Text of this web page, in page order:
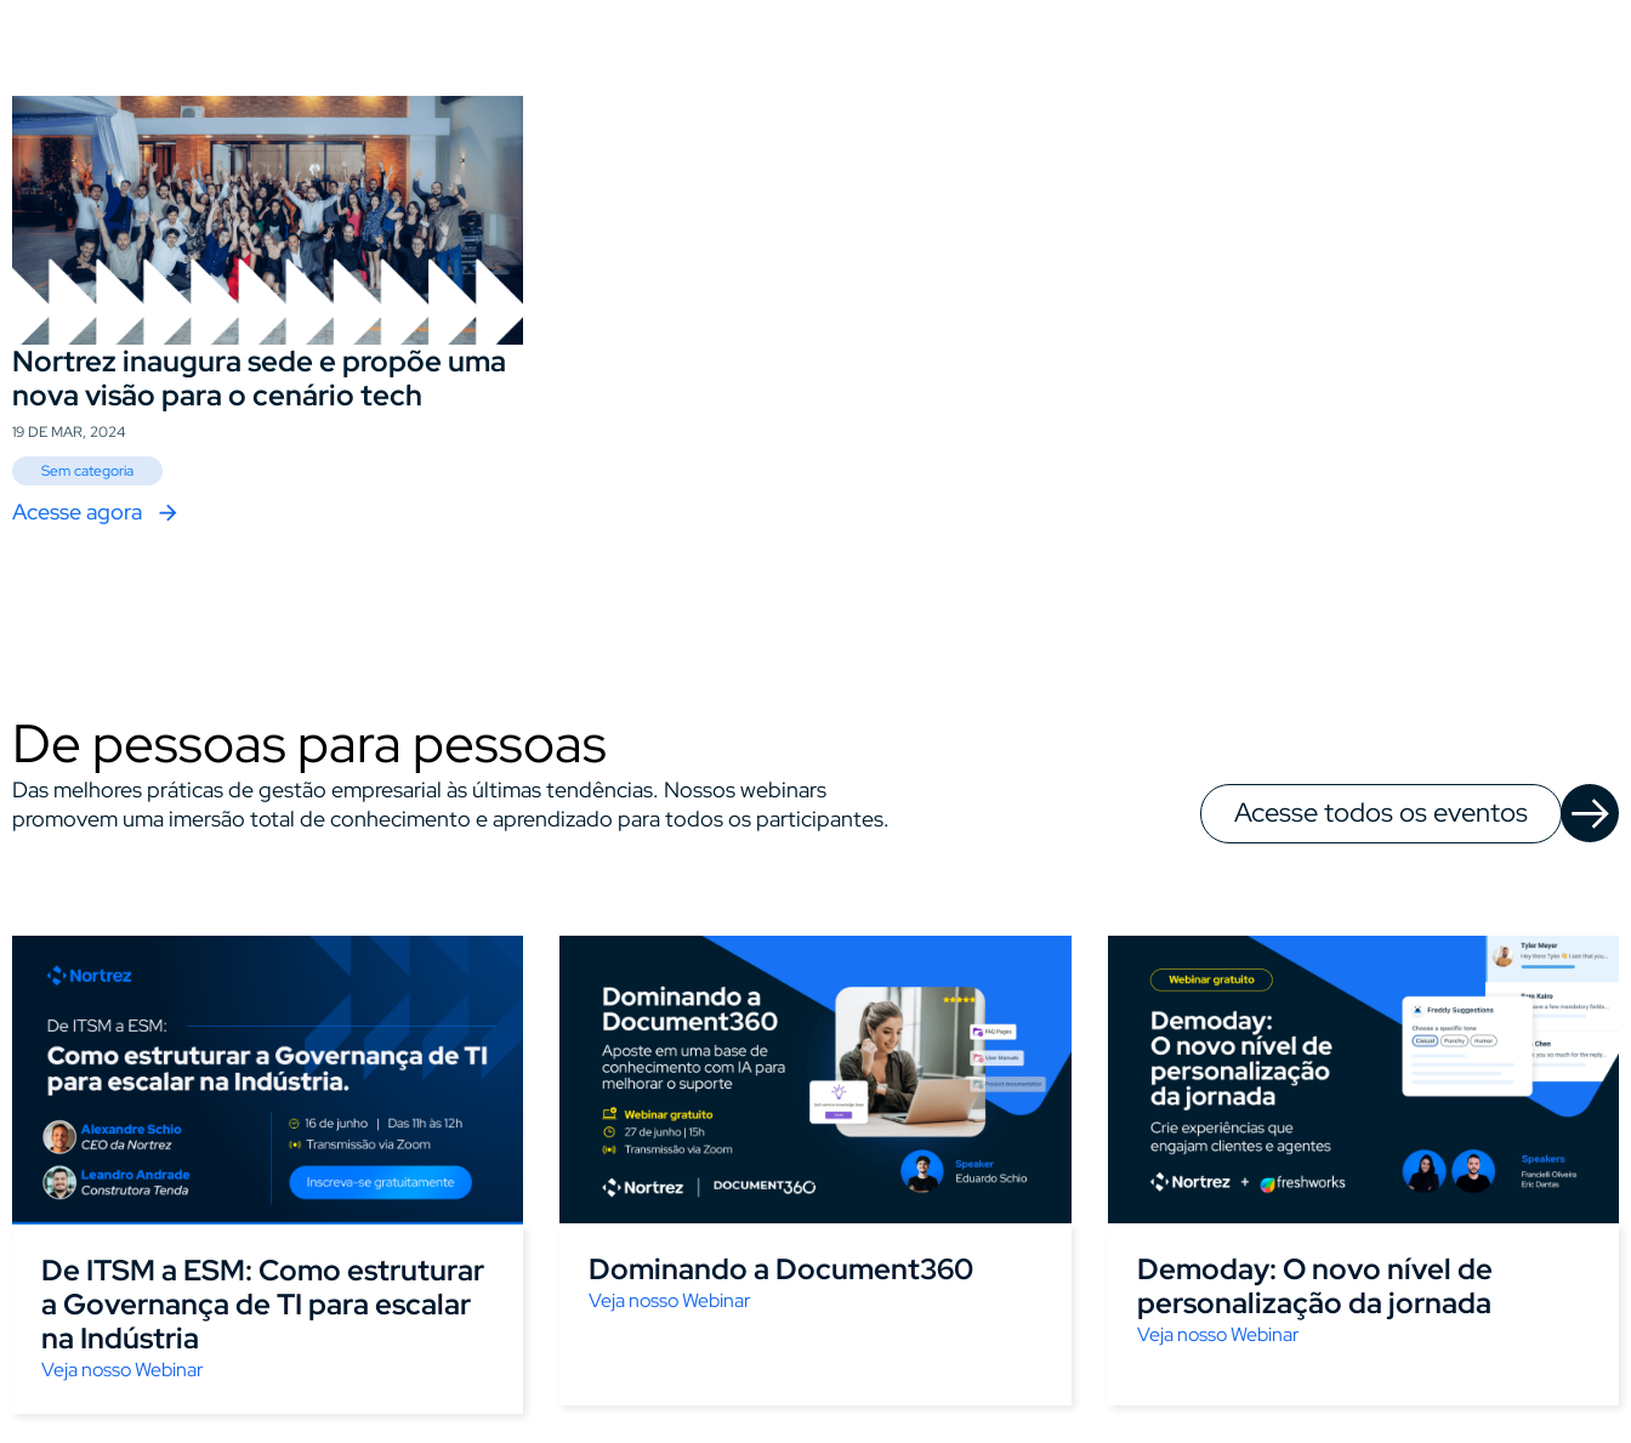
Nortrez inaugura sede e propõe uma
nova visão para o cenário tech
19 DE MAR, 2024
Sem categoria
Acesse agora
De pessoas para pessoas
Das melhores práticas de gestão empresarial às últimas tendências. Nossos webinars
promovem uma imersão total de conhecimento e aprendizado para todos os participantes.
Acesse todos os eventos
De ITSM a ESM: Como estruturar
a Governança de TI para escalar
na Indústria
Veja nosso Webinar
Dominando a Document360
Veja nosso Webinar
Demoday: O novo nível de
personalização da jornada
Veja nosso Webinar